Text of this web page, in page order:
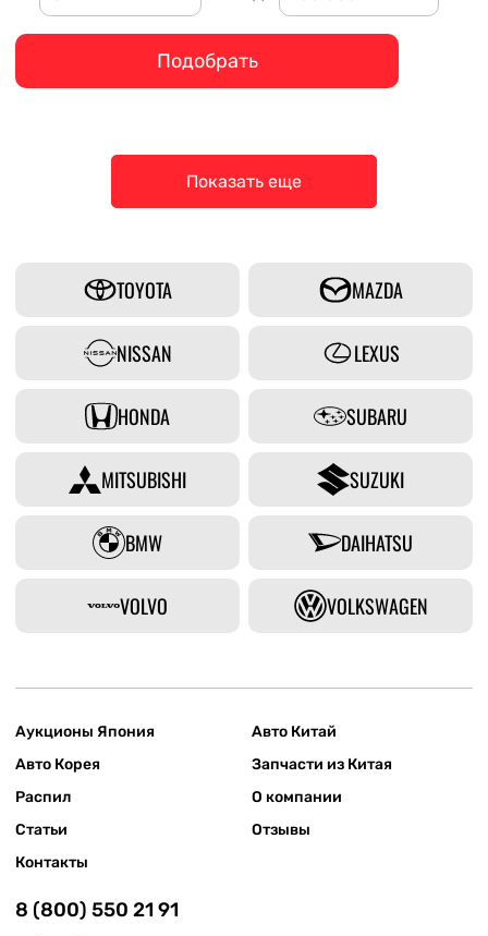
Подобрать
Показать еще
TOYOTA MAZDA
NISSAN LEXUS
HONDA SUBARU
MITSUBISHI SUZUKI
BMW DAIHATSU
VOLVO VOLKSWAGEN
Аукционы Япония
Авто Китай
Авто Корея
Запчасти из Китая
Распил
О компании
Статьи
Отзывы
Контакты
8 (800) 550 21 91